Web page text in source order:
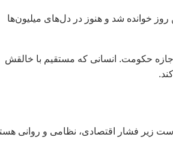
گره خورده دعایی که ۱,۳۵۰ سال پیش در همین روز خوانده شد و هنوز در دل‌های میلیون‌ها
حکومت. انسانی که مستقیم با خالقش
زیر فشار اقتصادی، نظامی و روانی